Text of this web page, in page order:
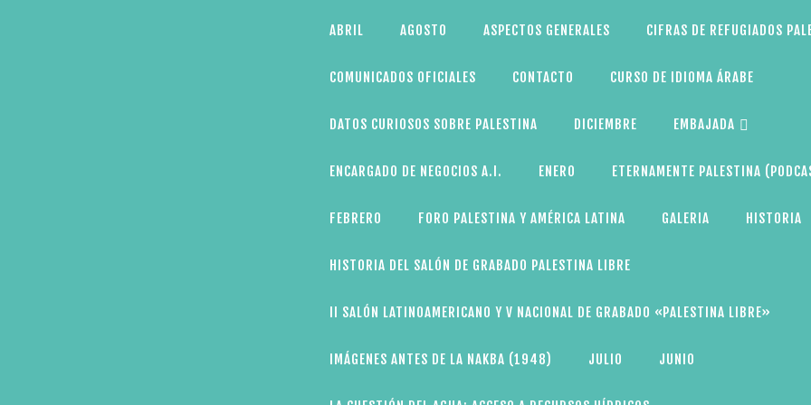
ABRIL AGOSTO ASPECTOS GENERALES CIFRAS DE REFUGIADOS
COMUNICADOS OFICIALES CONTACTO CURSO DE IDIOMA ÁRABE
DATOS CURIOSOS SOBRE PALESTINA DICIEMBRE EMBAJADA
ENCARGADO DE NEGOCIOS A.I. ENERO ETERNAMENTE PALESTINA
FEBRERO FORO PALESTINA Y AMÉRICA LATINA GALERIA HISTORIA
HISTORIA DEL SALÓN DE GRABADO PALESTINA LIBRE
II SALÓN LATINOAMERICANO Y V NACIONAL DE GRABADO «PALESTINA LIBRE»
IMÁGENES ANTES DE LA NAKBA (1948) JULIO JUNIO